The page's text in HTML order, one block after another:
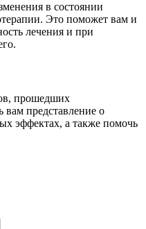
в состоянии
Это поможет вам и
лечения и при
прошедших
вам представление о
эффектах, а также помочь